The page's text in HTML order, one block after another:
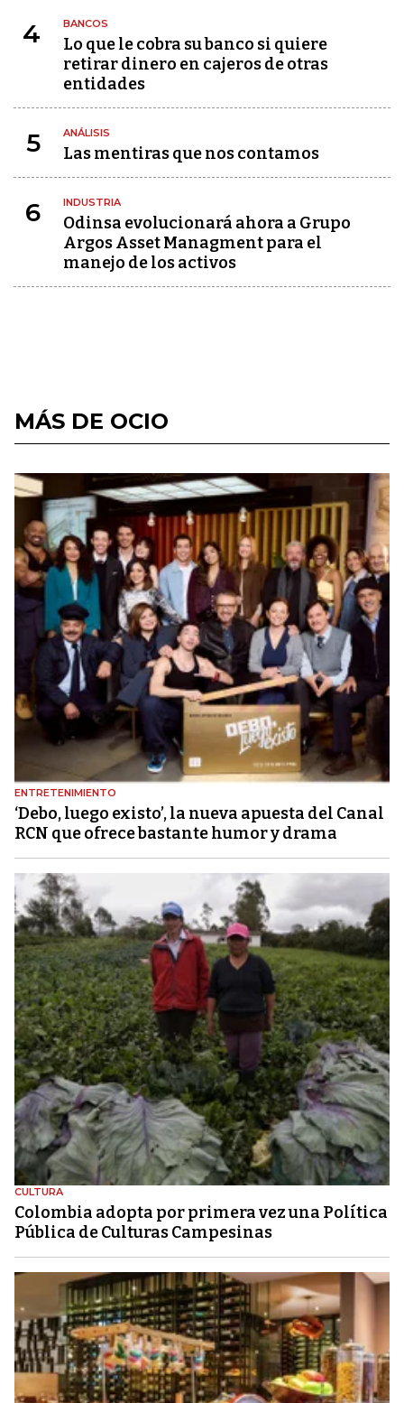
4 BANCOS
Lo que le cobra su banco si quiere
retirar dinero en cajeros de otras
entidades
5 ANÁLISIS
Las mentiras que nos contamos
6 INDUSTRIA
Odinsa evolucionará ahora a Grupo
Argos Asset Managment para el
manejo de los activos
MÁS DE OCIO
ENTRETENIMIENTO
‘Debo, luego existo’, la nueva apuesta del Canal
RCN que ofrece bastante humor y drama
CULTURA
Colombia adopta por primera vez una Política
Pública de Culturas Campesinas